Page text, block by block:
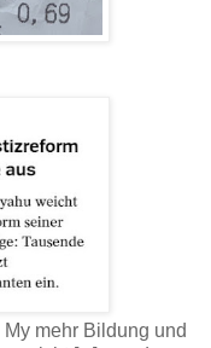
My mehr Bildung und